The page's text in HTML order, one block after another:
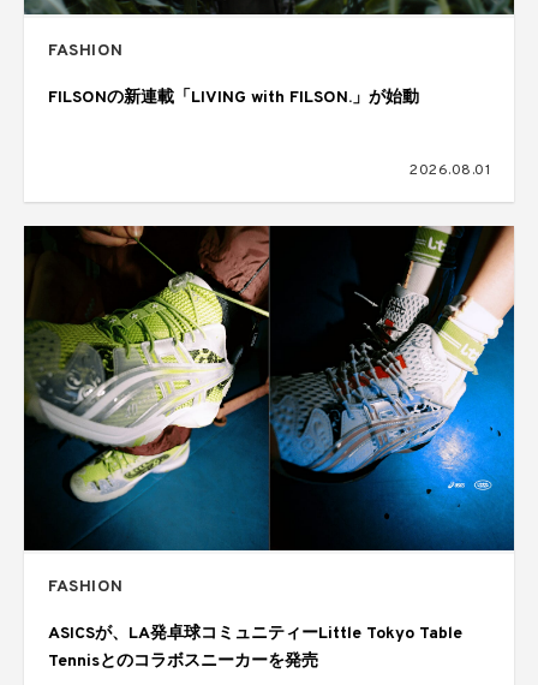
FASHION
FILSONの新連載「LIVING with FILSON.」が始動
2026.08.01
FASHION
ASICSが、LA発卓球コミュニティーLittle Tokyo Table
Tennisとのコラボスニーカーを発売